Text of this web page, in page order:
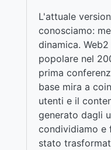
L'attuale
conosciamo:
dinamica.
popolare nel
prima
base mira a
utenti e il
generato dagli
condividiamo e
stato